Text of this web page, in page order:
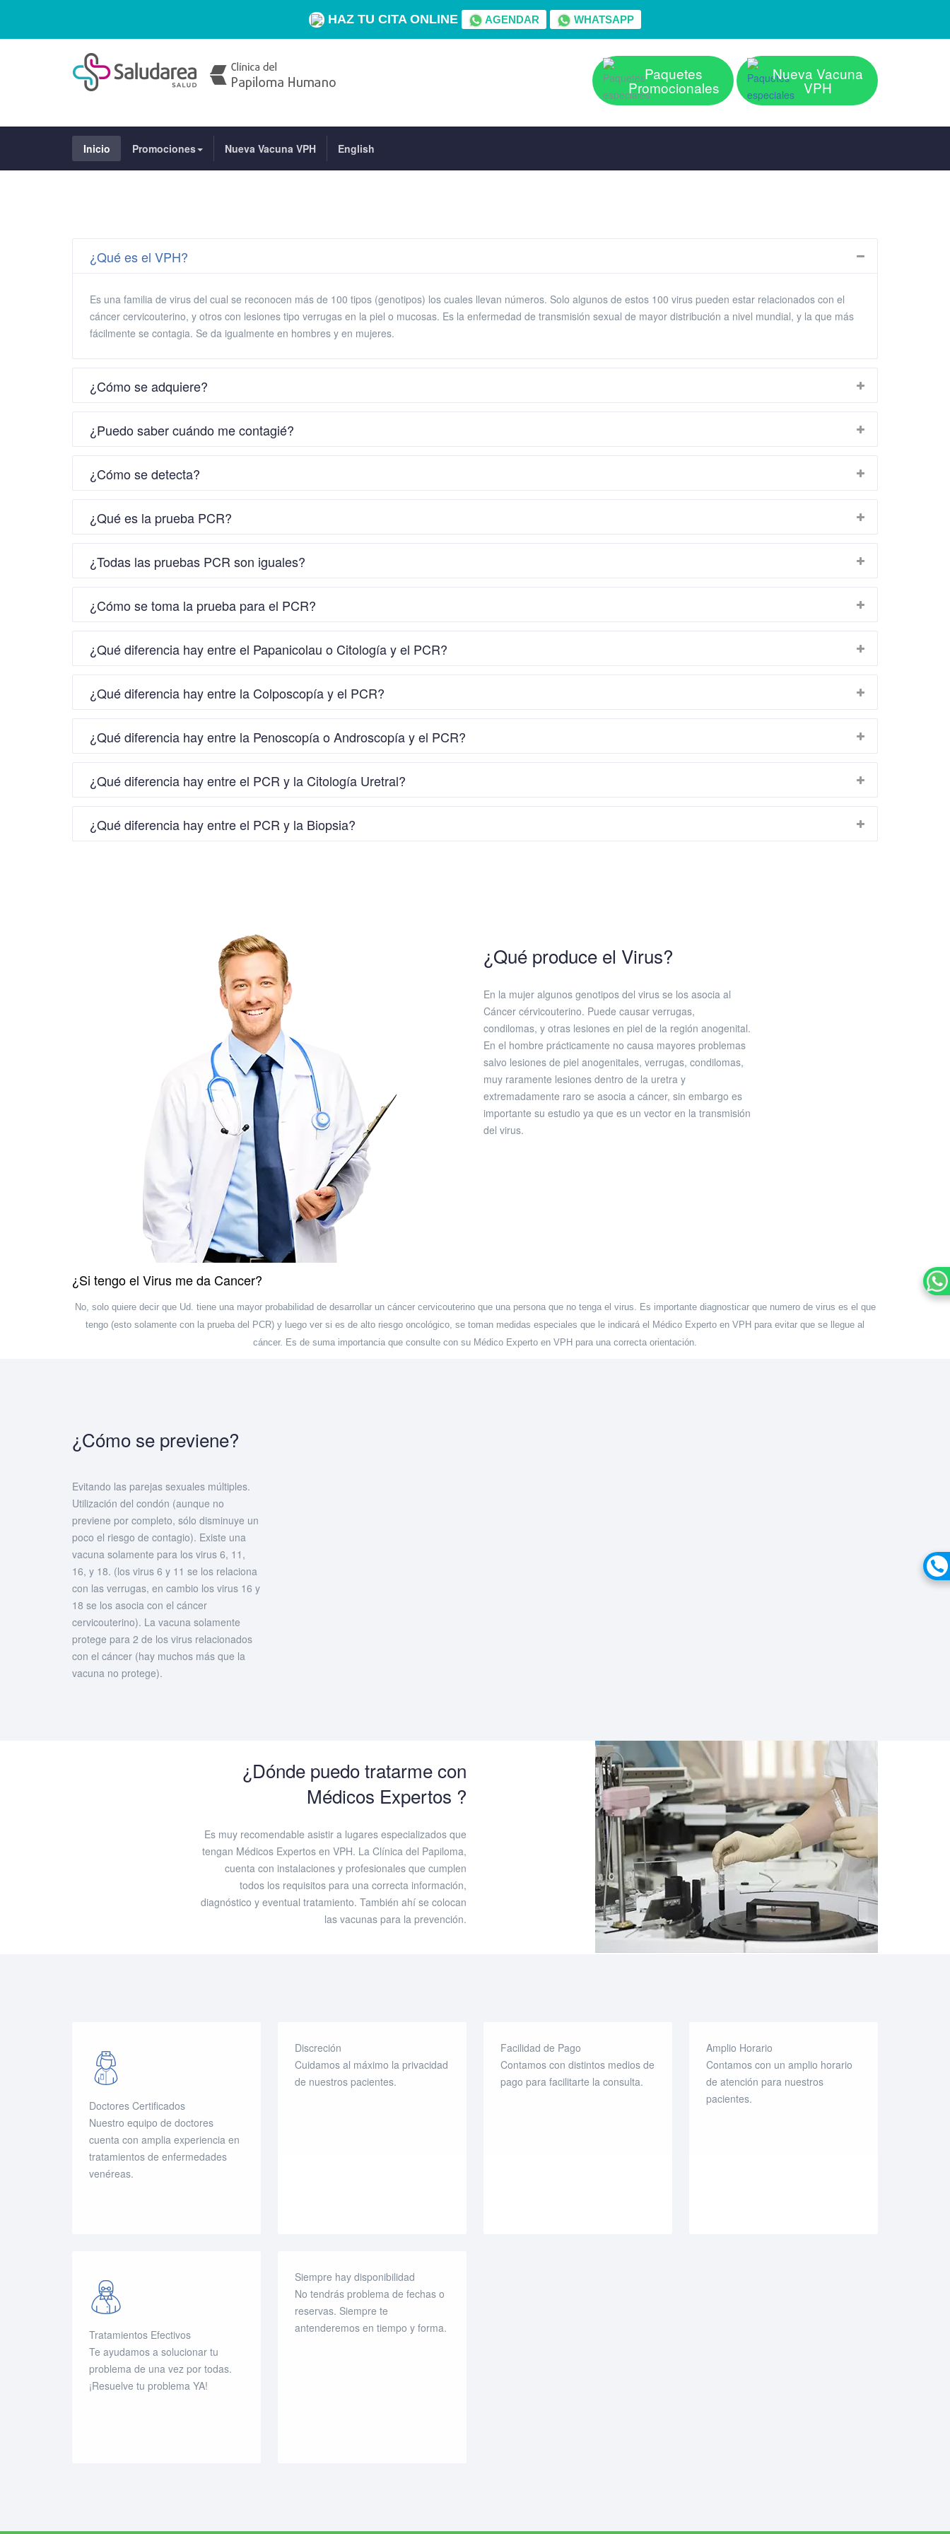
Paquetes
Promocionales
Nueva Vacuna
VPH
Inicio Promociones Nueva Vacuna VPH English
¿Qué es el VPH?
Es una familia de virus del cual se reconocen más de 100 tipos (genotipos) los cuales llevan números. Solo algunos de estos 100 virus pueden estar relacionados con el
cáncer cervicouterino, y otros con lesiones tipo verrugas en la piel o mucosas. Es la enfermedad de transmisión sexual de mayor distribución a nivel mundial, y la que más
fácilmente se contagia. Se da igualmente en hombres y en mujeres.
¿Cómo se adquiere?
¿Puedo saber cuándo me contagié?
¿Cómo se detecta?
¿Qué es la prueba PCR?
¿Todas las pruebas PCR son iguales?
¿Cómo se toma la prueba para el PCR?
¿Qué diferencia hay entre el Papanicolau o Citología y el PCR?
¿Qué diferencia hay entre la Colposcopía y el PCR?
¿Qué diferencia hay entre la Penoscopía o Androscopía y el PCR?
¿Qué diferencia hay entre el PCR y la Citología Uretral?
¿Qué diferencia hay entre el PCR y la Biopsia?
¿Qué produce el Virus?
En la mujer algunos genotipos del virus se los asocia al
Cáncer cérvicouterino. Puede causar verrugas,
condilomas, y otras lesiones en piel de la región anogenital.
En el hombre prácticamente no causa mayores problemas
salvo lesiones de piel anogenitales, verrugas, condilomas,
muy raramente lesiones dentro de la uretra y
extremadamente raro se asocia a cáncer, sin embargo es
importante su estudio ya que es un vector en la transmisión
del virus.
¿Si tengo el Virus me da Cancer?
No, solo quiere decir que Ud. tiene una mayor probabilidad de desarrollar un cáncer cervicouterino que una persona que no tenga el virus. Es importante diagnosticar que numero de virus es el que
tengo (esto solamente con la prueba del PCR) y luego ver si es de alto riesgo oncológico, se toman medidas especiales que le indicará el Médico Experto en VPH para evitar que se llegue al
cáncer. Es de suma importancia que consulte con su Médico Experto en VPH para una correcta orientación.
¿Cómo se previene?
Evitando las parejas sexuales múltiples.
Utilización del condón (aunque no
previene por completo, sólo disminuye un
poco el riesgo de contagio). Existe una
vacuna solamente para los virus 6, 11,
16, y 18. (los virus 6 y 11 se los relaciona
con las verrugas, en cambio los virus 16 y
18 se los asocia con el cáncer
cervicouterino). La vacuna solamente
protege para 2 de los virus relacionados
con el cáncer (hay muchos más que la
vacuna no protege).
¿Dónde puedo tratarme con
Médicos Expertos ?
Es muy recomendable asistir a lugares especializados que
tengan Médicos Expertos en VPH. La Clínica del Papiloma,
cuenta con instalaciones y profesionales que cumplen
todos los requisitos para una correcta información,
diagnóstico y eventual tratamiento. También ahí se colocan
las vacunas para la prevención.
Doctores Certificados
Nuestro equipo de doctores
cuenta con amplia experiencia en
tratamientos de enfermedades
venéreas.
Discreción
Cuidamos al máximo la privacidad
de nuestros pacientes.
Facilidad de Pago
Contamos con distintos medios de
pago para facilitarte la consulta.
Amplio Horario
Contamos con un amplio horario
de atención para nuestros
pacientes.
Tratamientos Efectivos
Te ayudamos a solucionar tu
problema de una vez por todas.
¡Resuelve tu problema YA!
Siempre hay disponibilidad
No tendrás problema de fechas o
reservas. Siempre te
antenderemos en tiempo y forma.
HAZ TU CITA ONLINE AGENDAR WHATSAPP